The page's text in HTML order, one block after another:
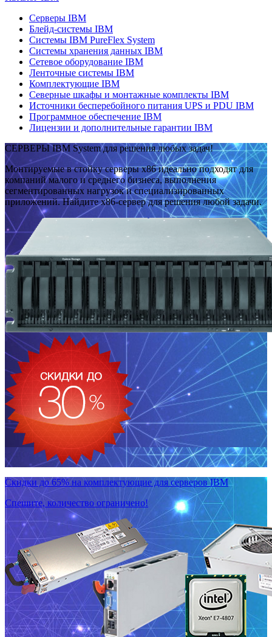
Серверы IBM
Блейд-системы IBM
Системы IBM PureFlex System
Системы хранения данных IBM
Сетевое оборудование IBM
Ленточные системы IBM
Комплектующие IBM
Северные шкафы и монтажные комплекты IBM
Источники бесперебойного питания UPS и PDU IBM
Программное обеспечение IBM
Лицензии и дополнительные гарантии IBM
СЕРВЕРЫ IBM System для решения любых задач!
Монтируемые в стойку серверы x86 идеально подходят для
компаний малого и среднего бизнеса, выполнения
сегментированных нагрузок и специализированных
приложений. Найдите x86-сервер для решения любой задачи.
Скидки до 65% на комплектующие для серверов IBM
Спешите, количество ограничено!